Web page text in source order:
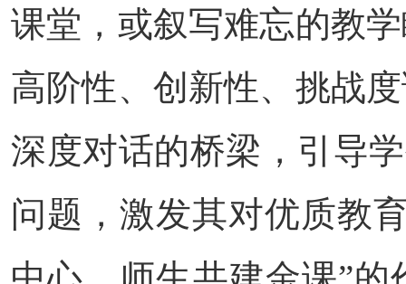
课堂，或叙写难忘的教
高阶性、创新性、挑战
深度对话的桥梁，引导
问题，激发其对优质教